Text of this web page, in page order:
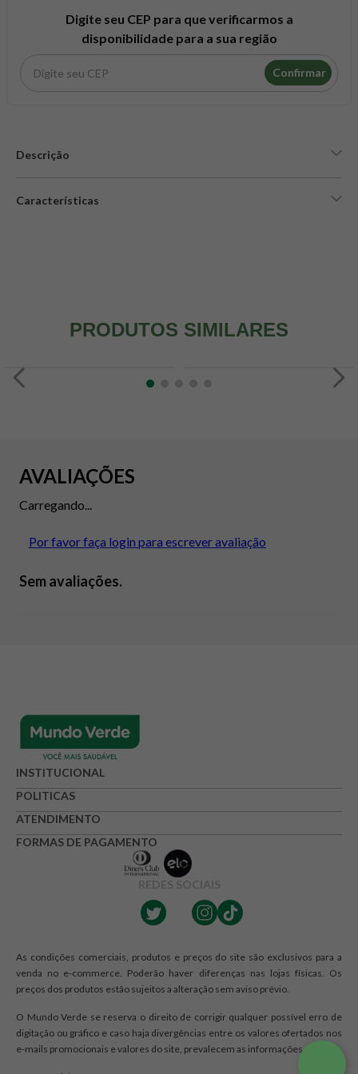
Digite seu CEP para que verificarmos a
disponibilidade para a sua região
Confirmar
Descrição
Características
PRODUTOS SIMILARES
AVALIAÇÕES
Carregando...
Por favor faça login para escrever avaliação
Sem avaliações.
INSTITUCIONAL
POLITICAS
ATENDIMENTO
FORMAS DE PAGAMENTO
REDES SOCIAIS
As condições comerciais, produtos e preços do site são exclusivos para a
venda no e-commerce. Poderão haver diferenças nas lojas físicas. Os
preços dos produtos estão sujeitos a alteração sem aviso prévio.
O Mundo Verde se reserva o direito de corrigir qualquer possível erro de
digitação ou gráfico e caso haja divergências entre os valores ofertados nos
e-mails promocionais e valores do site, prevalecem as informações do site.
psyllium